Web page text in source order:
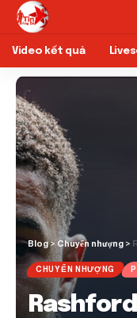
Video kết quả
Blog> Chuyển nhượng >
CHUYỂN NHƯỢNG